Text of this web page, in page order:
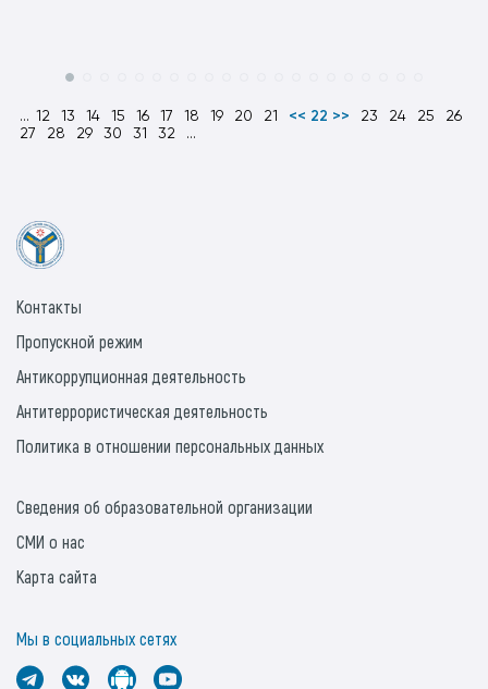
... 12 13 14 15 16 17 18 19 20 21 << 22 >> 23 24 25
26
27
28 29 30 31 32 ...
Контакты
Пропускной режим
Антикоррупционная деятельность
Антитеррористическая деятельность
Политика в отношении персональных данных
Сведения об образовательной организации
СМИ о нас
Карта сайта
Мы в социальных сетях